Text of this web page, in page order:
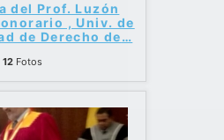
del Prof. Luzón
, Univ. de
de Derecho de…
12Fotos